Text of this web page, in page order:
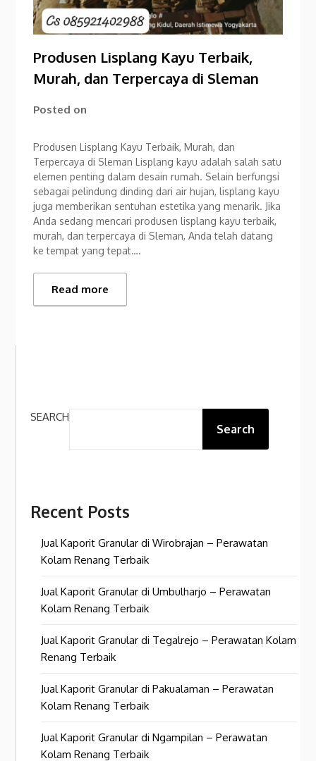
Produsen Lisplang Kayu Terbaik,
Murah, dan Terpercaya di Sleman
Posted on
Produsen Lisplang Kayu Terbaik, Murah, dan
Terpercaya di Sleman Lisplang kayu adalah salah satu
elemen penting dalam desain rumah. Selain berfungsi
sebagai pelindung dinding dari air hujan, lisplang kayu
juga memberikan sentuhan estetika yang menarik. Jika
Anda sedang mencari produsen lisplang kayu terbaik,
murah, dan terpercaya di Sleman, Anda telah datang
ke tempat yang tepat….
Read more
SEARCH
Search
Recent Posts
Jual Kaporit Granular di Wirobrajan – Perawatan
Kolam Renang Terbaik
Jual Kaporit Granular di Umbulharjo – Perawatan
Kolam Renang Terbaik
Jual Kaporit Granular di Tegalrejo – Perawatan Kolam
Renang Terbaik
Jual Kaporit Granular di Pakualaman – Perawatan
Kolam Renang Terbaik
Jual Kaporit Granular di Ngampilan – Perawatan
Kolam Renang Terbaik